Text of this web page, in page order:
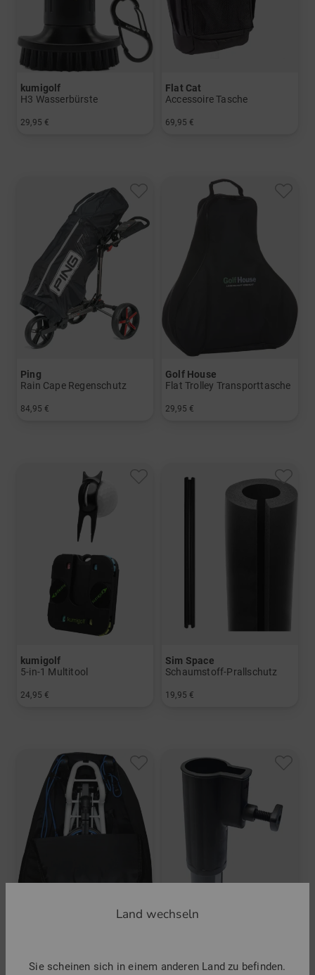
kumigolf
H3 Wasserbürste
29,95 €
Flat Cat
Accessoire Tasche
69,95 €
Ping
Rain Cape Regenschutz
84,95 €
Golf House
Flat Trolley Transporttasche
29,95 €
kumigolf
5-in-1 Multitool
24,95 €
Sim Space
Schaumstoff-Prallschutz
19,95 €
Land wechseln
Sie scheinen sich in einem anderen Land zu befinden.